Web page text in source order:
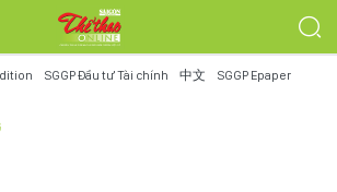
SGGP Đầu tư Tài chính 中文 SGGP Epaper